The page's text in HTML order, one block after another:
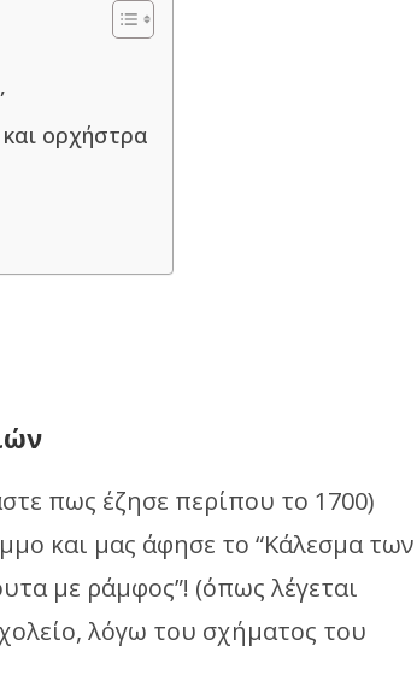
ορχήστρα
πως έζησε περίπου το 1700)
και μας άφησε το “Κάλεσμα των
με ράμφος”! (όπως λέγεται
λόγω του σχήματος του